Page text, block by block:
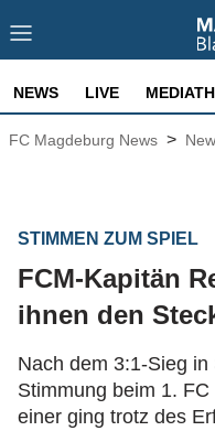
NEWS LIVE
FC Magdeburg News >
STIMMEN ZUM SPIEL
FCM-Kapitän
ihnen den
Nach dem 3:1-Sieg
Stimmung beim 1.
einer ging trotz des